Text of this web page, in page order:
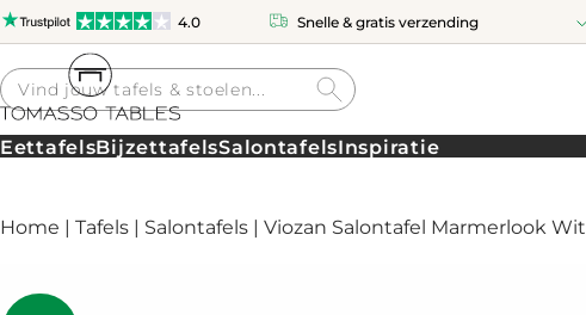
4.0 Snelle & gratis verzending
Producten
zoeken
EettafelsBijzettafelsSalontafelsInspiratie
Home | Tafels | Salontafels | Viozan Salontafel Marmerlook Wit